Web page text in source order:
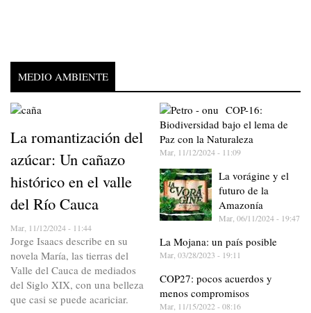
MEDIO AMBIENTE
La romantización del
azúcar: Un cañazo
histórico en el valle
del Río Cauca
Mar, 11/12/2024 - 11:44
Jorge Isaacs describe en su
novela María, las tierras del
Valle del Cauca de mediados
del Siglo XIX, con una belleza
que casi se puede acariciar.
COP-16:
Biodiversidad bajo el lema de
Paz con la Naturaleza
Mar, 11/12/2024 - 11:09
La vorágine y el
futuro de la
Amazonía
Mar, 06/11/2024 - 19:47
La Mojana: un país posible
Mar, 03/28/2023 - 19:11
COP27: pocos acuerdos y
menos compromisos
Mar, 11/15/2022 - 08:16